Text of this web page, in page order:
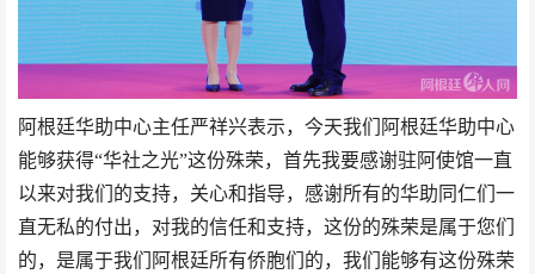
阿根廷华助中心主任严祥兴表示， 今天我们阿根廷华助中心
能够获得“华社之光”这份殊荣，首先我要感谢驻阿使馆一直
以来对我们的支持，关心和指导，感谢所有的华助同仁们一
直无私的付出，对我的信任和支持，这份的殊荣是属于您们
的，是属于我们阿根廷所有侨胞们的，我们能够有这份殊荣